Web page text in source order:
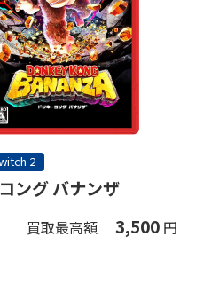
2
ング バナンザ
買取最高額 3,500 円